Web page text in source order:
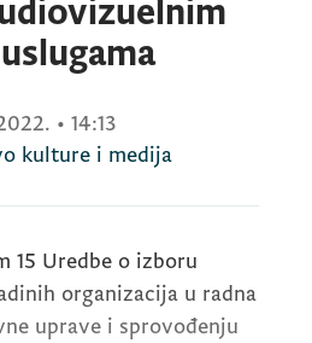
• 14:13
kulture i medija
15 Uredbe o izboru
organizacija u radna
uprave i sprovođenju